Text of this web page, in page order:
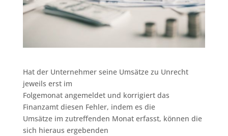
Hat der Unternehmer seine Umsätze zu Unrecht
jeweils erst im
Folgemonat angemeldet und korrigiert das
Finanzamt diesen Fehler, indem es die
Umsätze im zutreffenden Monat erfasst, können die
sich hieraus ergebenden